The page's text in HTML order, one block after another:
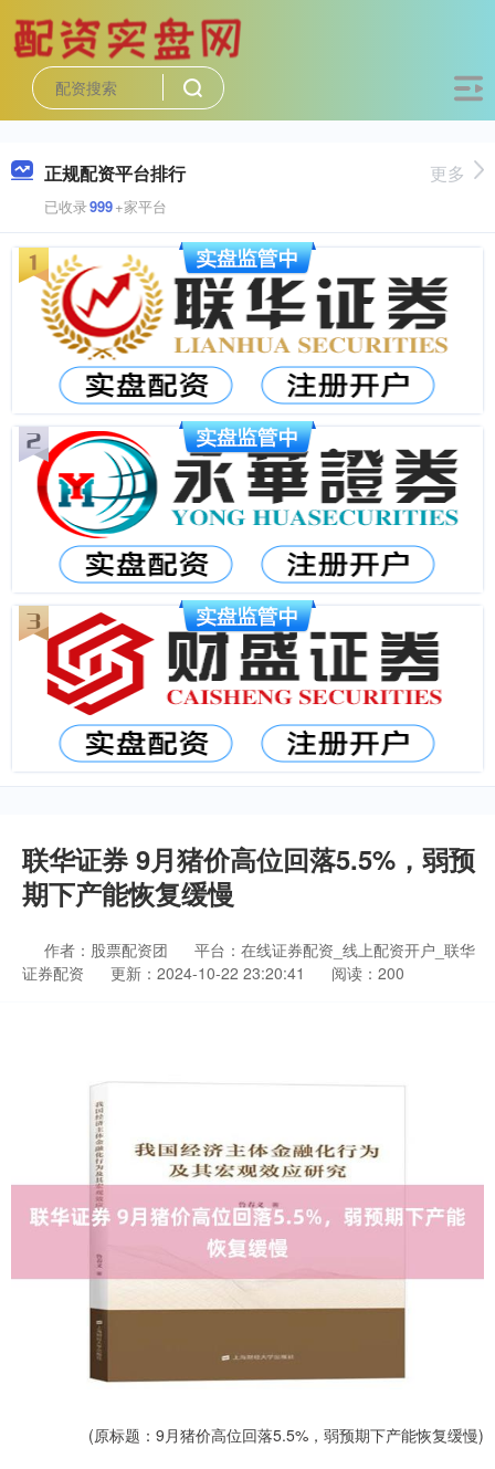
正规配资平台排行
已收录999+家平台
更多
联华证券 9月猪价高位回落5.5%，弱预
期下产能恢复缓慢
作者：股票配资团
平台：在线证券配资_线上配资开户_联华
证券配资
更新：2024-10-22 23:20:41 阅读：200
(原标题：9月猪价高位回落5.5%，弱预期下产能恢复缓慢)